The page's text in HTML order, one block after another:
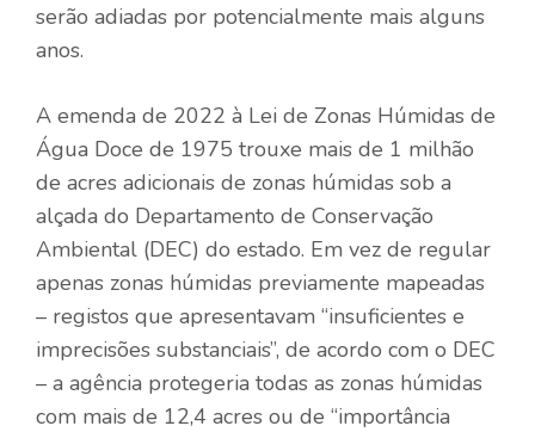
serão adiadas por potencialmente mais alguns
anos.
A emenda de 2022 à Lei de Zonas Húmidas de
Água Doce de 1975 trouxe mais de 1 milhão
de acres adicionais de zonas húmidas sob a
alçada do Departamento de Conservação
Ambiental (DEC) do estado. Em vez de regular
apenas zonas húmidas previamente mapeadas
– registos que apresentavam “insuficientes e
imprecisões substanciais”, de acordo com o DEC
– a agência protegeria todas as zonas húmidas
com mais de 12,4 acres ou de “importância